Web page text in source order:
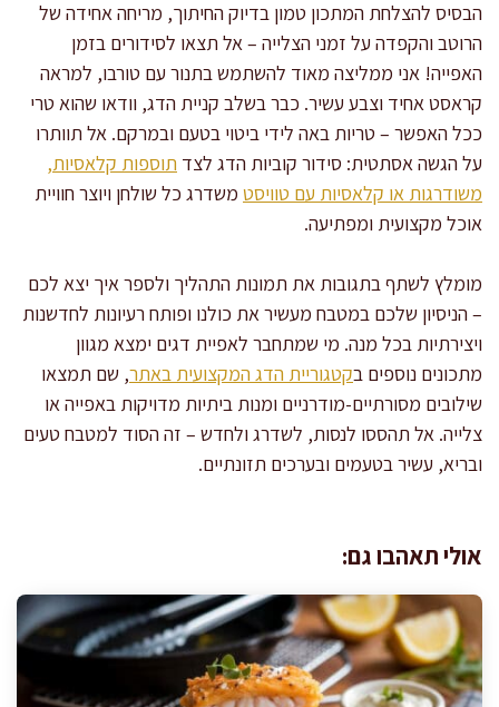
הבסיס להצלחת המתכון טמון בדיוק החיתוך, מריחה אחידה של
הרוטב והקפדה על זמני הצלייה – אל תצאו לסידורים בזמן
האפייה! אני ממליצה מאוד להשתמש בתנור עם טורבו, למראה
קראסט אחיד וצבע עשיר. כבר בשלב קניית הדג, וודאו שהוא טרי
ככל האפשר – טריות באה לידי ביטוי בטעם ובמרקם. אל תוותרו
על הגשה אסתטית: סידור קוביות הדג לצד תוספות קלאסיות,
משודרגות או קלאסיות עם טוויסט משדרג כל שולחן ויוצר חוויית
אוכל מקצועית ומפתיעה.
מומלץ לשתף בתגובות את תמונות התהליך ולספר איך יצא לכם
– הניסיון שלכם במטבח מעשיר את כולנו ופותח רעיונות לחדשנות
ויצירתיות בכל מנה. מי שמתחבר לאפיית דגים ימצא מגוון
מתכונים נוספים בקטגוריית הדג המקצועית באתר, שם תמצאו
שילובים מסורתיים-מודרניים ומנות ביתיות מדויקות באפייה או
צלייה. אל תהססו לנסות, לשדרג ולחדש – זה הסוד למטבח טעים
ובריא, עשיר בטעמים ובערכים תזונתיים.
אולי תאהבו גם: